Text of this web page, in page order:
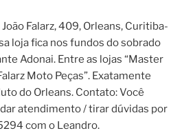
João Falarz, 409, Orleans, Curitiba-
loja fica nos fundos do sobrado
Adonai. Entre as lojas “Master
Moto Peças”. Exatamente
do Orleans. Contato: Você
atendimento / tirar dúvidas por
com o Leandro.